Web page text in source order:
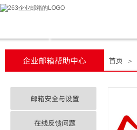
企业邮箱帮助中心 首页 ＞
邮箱安全与设置
在线反馈问题